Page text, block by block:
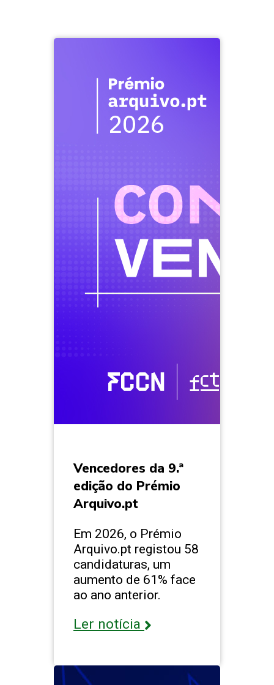
Vencedores da 9.ª
edição do Prémio
Arquivo.pt
Em 2026, o Prémio
Arquivo.pt registou 58
candidaturas, um
aumento de 61% face
ao ano anterior.
Ler notícia